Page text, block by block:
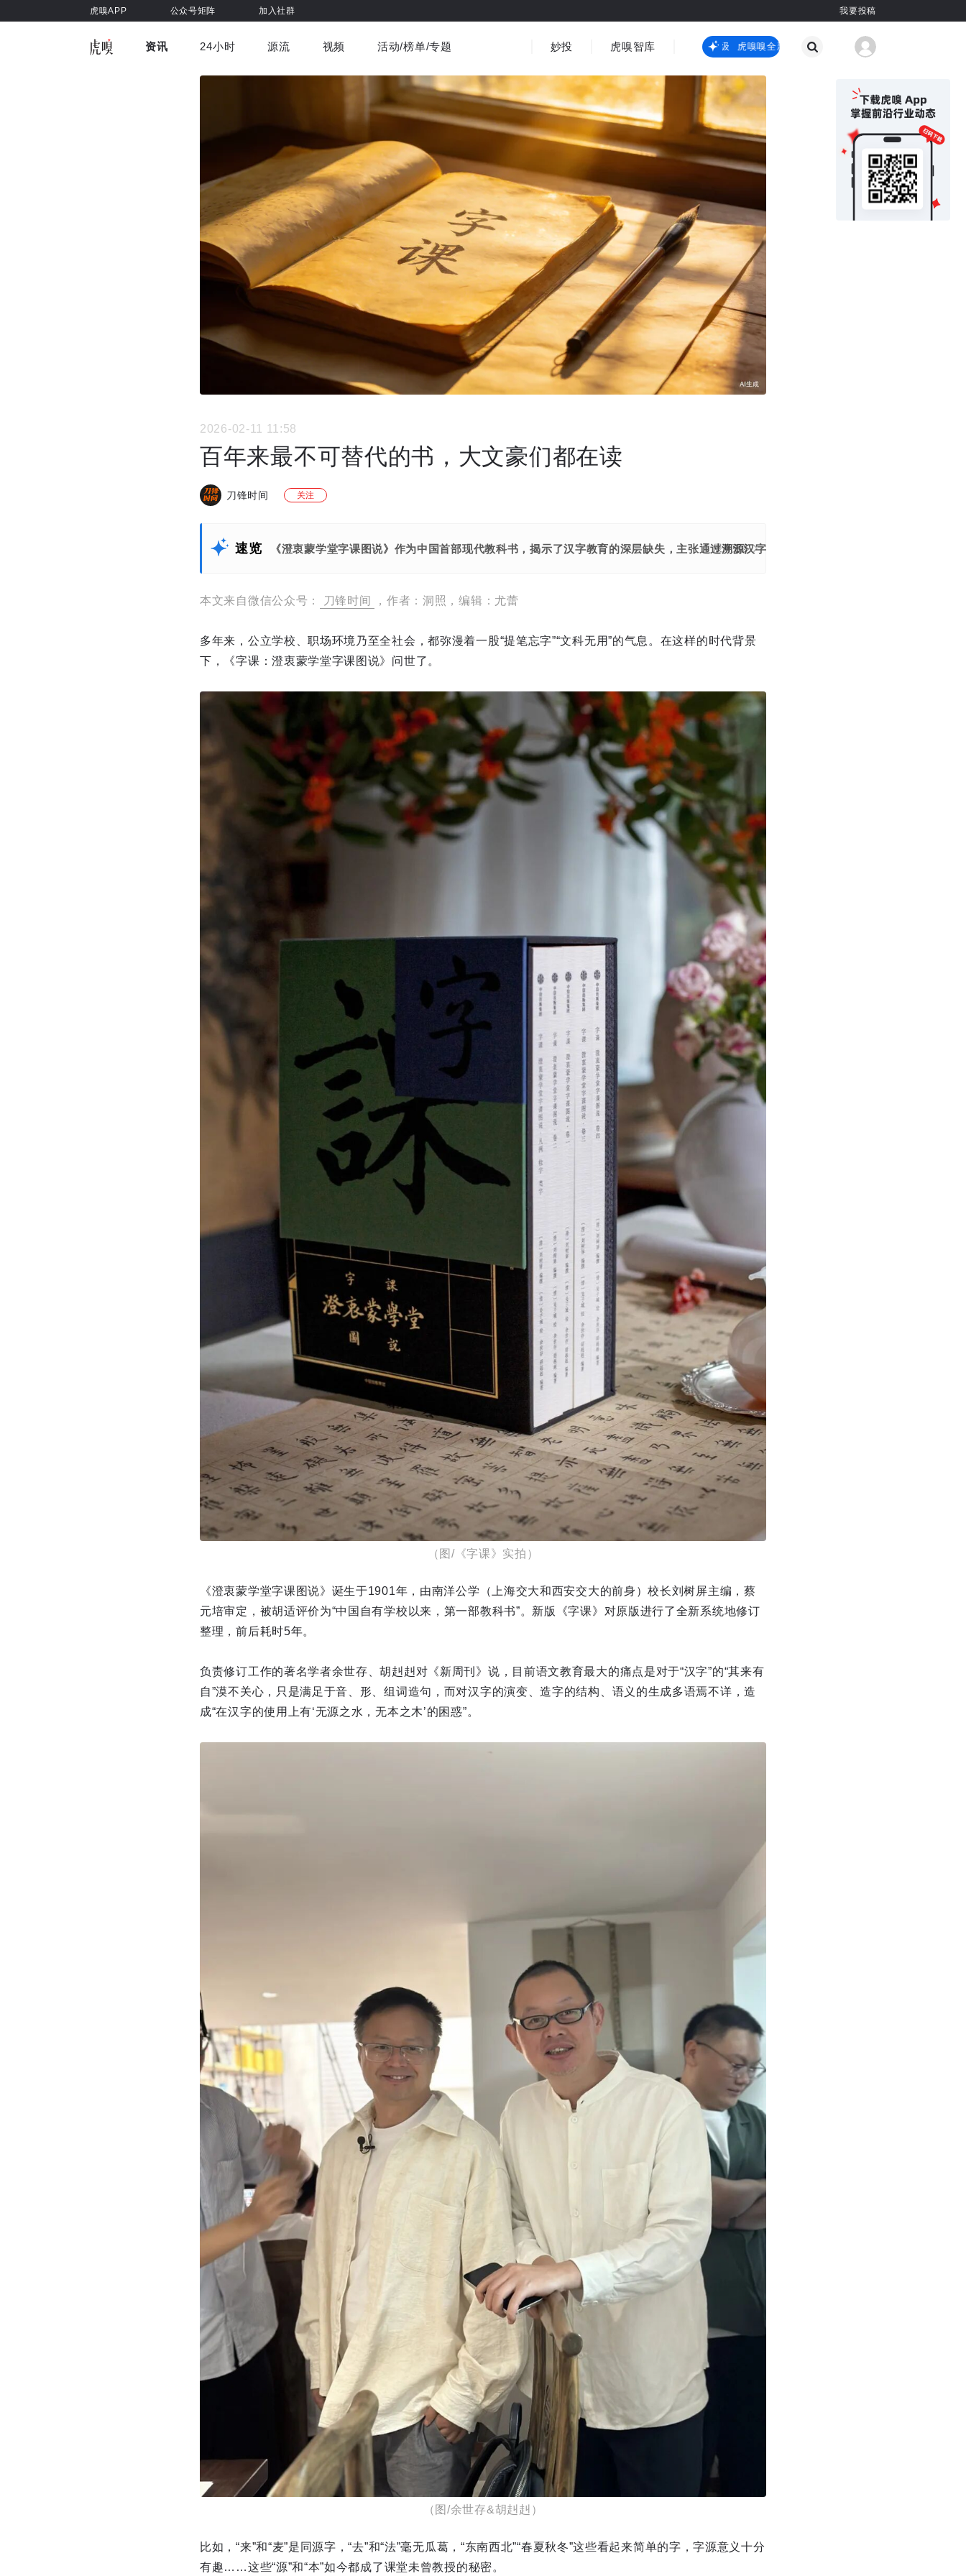
虎嗅APP 公众号矩阵 加入社群 我要投稿
资讯
车与出行 商业消费 社会文化 金融财经 出海
国际热点
3C数码 观点 其他
24小时 源流 视频
视频精选
活动/榜单/专题 妙投 虎嗅智库 虎嗅嗅全新升级 虎嗅嗅全新升级
2026-02-11 11:58
百年来最不可替代的书，大文豪们都在读
刀锋时间 关注
速览 《澄衷蒙学堂字课图说》作为中国首部现代教科书，揭示了汉字教育的深层缺失，主张通过溯源汉字文化解决当代"字盲"问题，强调识字是
展开更多
本文来自微信公众号： 刀锋时间 ，作者：洞照，编辑：尤蕾
多年来，公立学校、职场环境乃至全社会，都弥漫着一股“提笔忘字”“文科无用”的气息。在这样的时代背景
下，《字课：澄衷蒙学堂字课图说》问世了。
（图/《字课》实拍）
《澄衷蒙学堂字课图说》诞生于1901年，由南洋公学（上海交大和西安交大的前身）校长刘树屏主编，蔡
元培审定，被胡适评价为“中国自有学校以来，第一部教科书”。新版《字课》对原版进行了全新系统地修订
整理，前后耗时5年。
负责修订工作的著名学者余世存、胡赳赳对《新周刊》说，目前语文教育最大的痛点是对于“汉字”的“其来有
自”漠不关心，只是满足于音、形、组词造句，而对汉字的演变、造字的结构、语义的生成多语焉不详，造
成“在汉字的使用上有‘无源之水，无本之木’的困惑”。
（图/余世存&胡赳赳）
比如，“来”和“麦”是同源字，“去”和“法”毫无瓜葛，“东南西北”“春夏秋冬”这些看起来简单的字，字源意义十分
有趣……这些“源”和“本”如今都成了课堂未曾教授的秘密。